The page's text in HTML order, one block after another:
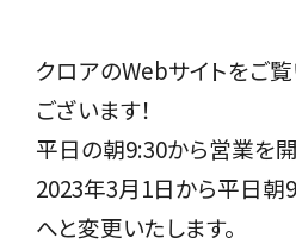
クロアのWebサイトをご
ございます！
平日の朝9:30から営業を開
2023年3月1日から平日朝
へと変更いたします。